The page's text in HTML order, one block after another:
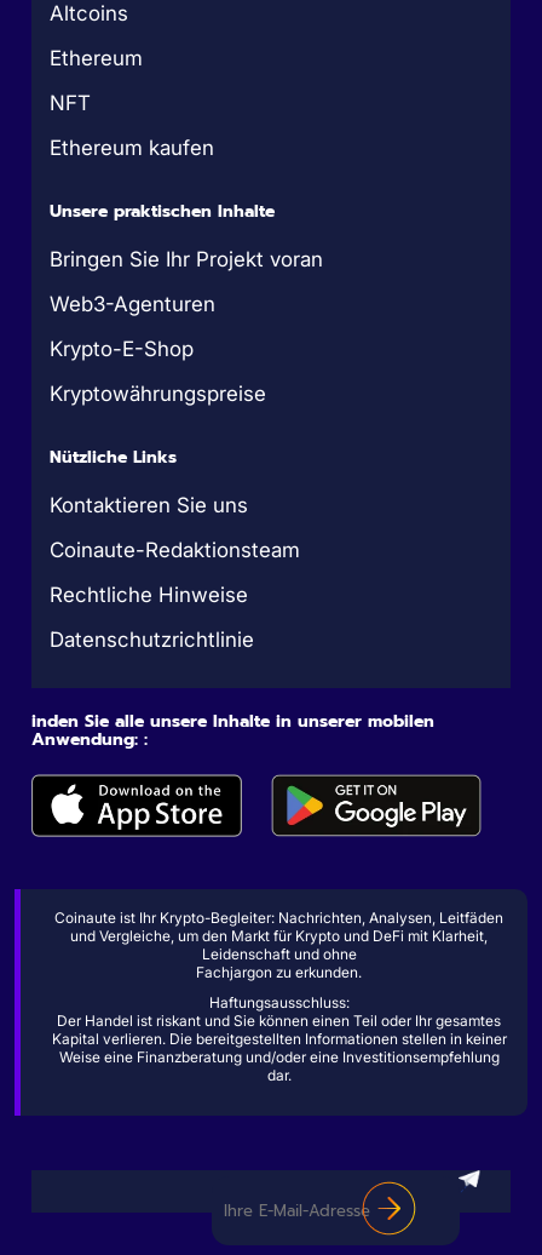
Altcoins
Ethereum
NFT
Ethereum kaufen
Unsere praktischen Inhalte
Bringen Sie Ihr Projekt voran
Web3-Agenturen
Krypto-E-Shop
Kryptowährungspreise
Nützliche Links
Kontaktieren Sie uns
Coinaute-Redaktionsteam
Rechtliche Hinweise
Datenschutzrichtlinie
inden Sie alle unsere Inhalte in unserer mobilen
Anwendung: :
Coinaute ist Ihr Krypto-Begleiter: Nachrichten, Analysen, Leitfäden
und Vergleiche, um den Markt für Krypto und DeFi mit Klarheit,
Leidenschaft und ohne
Fachjargon zu erkunden.
Haftungsausschluss:
Der Handel ist riskant und Sie können einen Teil oder Ihr gesamtes
Kapital verlieren. Die bereitgestellten Informationen stellen in keiner
Weise eine Finanzberatung und/oder eine Investitionsempfehlung
dar.